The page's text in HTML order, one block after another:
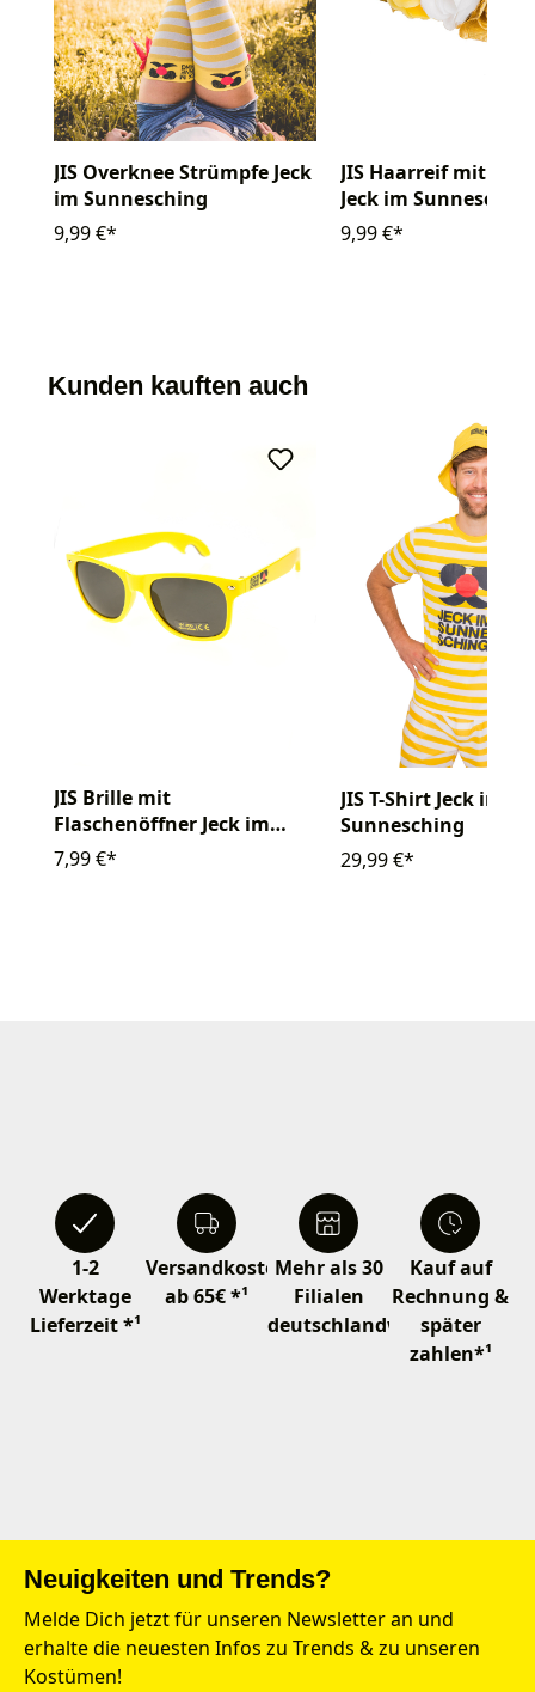
JIS Overknee Strümpfe Jeck
im Sunnesching
9,99 €*
JIS Haarreif mit
Jeck im
gelb/weiß
9,99 €*
Kunden kauften auch
JIS Brille mit
Flaschenöffner Jeck im
Sunnesching
7,99 €*
JIS T-Shirt Jeck im
Sunnesching
29,99 €*
1-2
Werktage
Lieferzeit *¹
Versandkostenfrei
ab 65€ *¹
Mehr als 30
Filialen
deutschlandweit
Kauf auf
Rechnung &
später
zahlen*¹
Neuigkeiten und Trends?
Melde Dich jetzt für unseren Newsletter an und
erhalte die neuesten Infos zu Trends & zu unseren
Kostümen!